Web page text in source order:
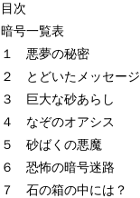
目次
暗号一覧表
１ 悪夢の秘密
２ とどいたメッセージ
３ 巨大な砂あらし
４ なぞのオアシス
５ 砂ばくの悪魔
６ 恐怖の暗号迷路
７ 石の箱の中には？